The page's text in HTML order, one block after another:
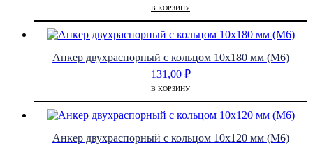
В КОРЗИНУ
Анкер двухраспорный с кольцом 10х180 мм (М6)
131,00 ₽
В КОРЗИНУ
Анкер двухраспорный с кольцом 10х120 мм (М6)